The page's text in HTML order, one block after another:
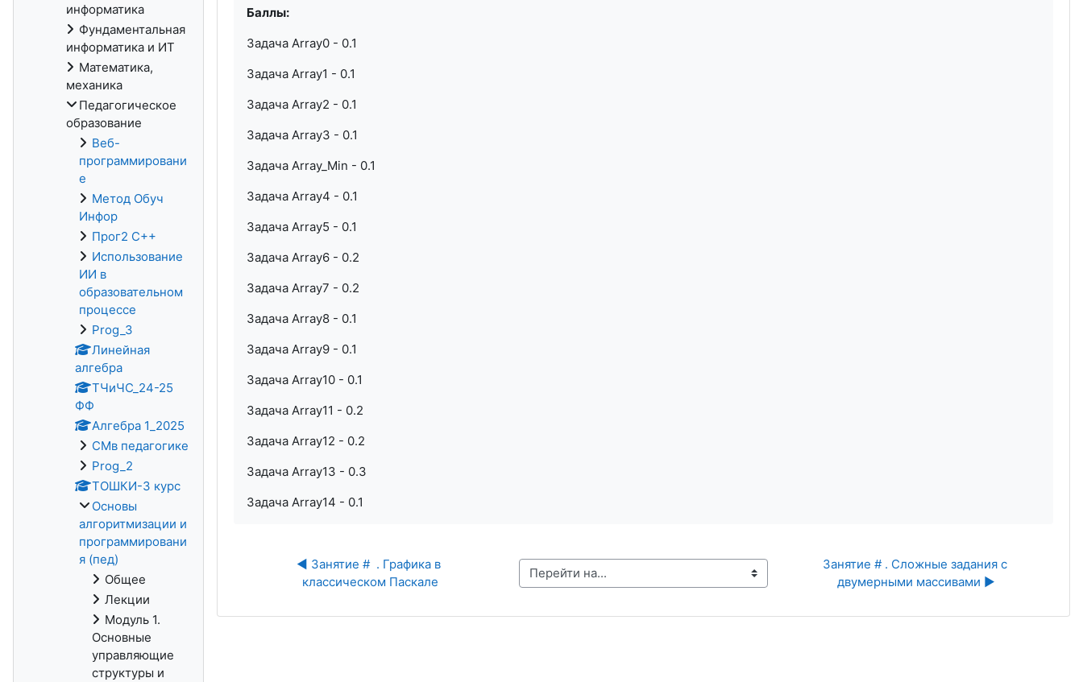
Баллы:
Задача Array0 - 0.1
Задача Array1 - 0.1
Задача Array2 - 0.1
Задача Array3 - 0.1
Задача Array_Min - 0.1
Задача Array4 - 0.1
Задача Array5 - 0.1
Задача Array6 - 0.2
Задача Array7 - 0.2
Задача Array8 - 0.1
Задача Array9 - 0.1
Задача Array10 - 0.1
Задача Array11 - 0.2
Задача Array12 - 0.2
Задача Array13 - 0.3
Задача Array14 - 0.1
◀︎ Занятие #  . Графика в
классическом Паскале
Перейти на...
Занятие # . Сложные задания с
двумерными массивами ▶︎
информатика
Фундаментальная
информатика и ИТ
Математика,
механика
Педагогическое
образование
Веб-
программировани
е
Метод Обуч
Инфор
Прог2 С++
Использование
ИИ в
образовательном
процессе
Prog_3
Линейная
алгебра
ТЧиЧС_24-25
ФФ
Алгебра 1_2025
СМв педагогике
Prog_2
ТОШКИ-3 курс
Основы
алгоритмизации и
программировани
я (пед)
Общее
Лекции
Модуль 1.
Основные
управляющие
структуры и